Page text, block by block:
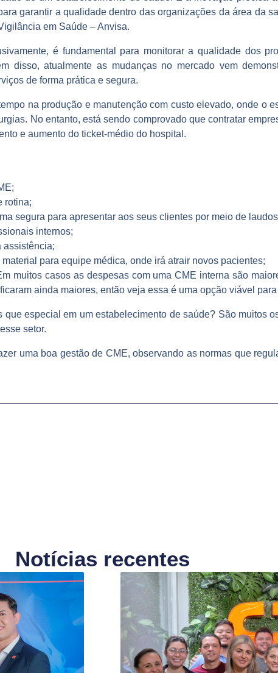
garantir a qualidade dentro das organizações da área da
em Saúde – Anvisa.
é fundamental para monitorar a qualidade dos
disso, atualmente as mudanças no mercado vem
de forma prática e segura.
na produção e manutenção com custo elevado, onde o
No entanto, está sendo comprovado que contratar
e aumento do ticket-médio do hospital.
rotina;
segura para apresentar aos seus clientes por meio de
internos;
assistência;
para equipe médica, onde irá atrair novos pacientes;
muitos casos as despesas com uma CME interna são
ainda maiores, então veja essa é uma opção viável
especial em um estabelecimento de saúde? São muitos
setor.
uma boa gestão de CME, observando as normas que
Notícias recentes